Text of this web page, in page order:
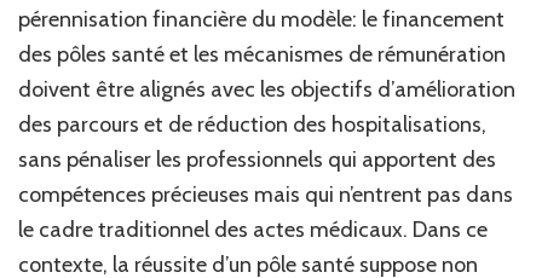
pérennisation financière du modèle: le financement
des pôles santé et les mécanismes de rémunération
doivent être alignés avec les objectifs d’amélioration
des parcours et de réduction des hospitalisations,
sans pénaliser les professionnels qui apportent des
compétences précieuses mais qui n’entrent pas dans
le cadre traditionnel des actes médicaux. Dans ce
contexte, la réussite d’un pôle santé suppose non